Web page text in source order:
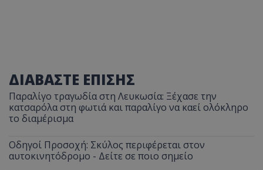
ΔΙΑΒΑΣΤΕ ΕΠΙΣΗΣ
Παραλίγο τραγωδία στη Λευκωσία: Ξέχασε την
κατσαρόλα στη φωτιά και παραλίγο να καεί ολόκληρο
το διαμέρισμα
Οδηγοί Προσοχή: Σκύλος περιφέρεται στον
αυτοκινητόδρομο - Δείτε σε ποιο σημείο